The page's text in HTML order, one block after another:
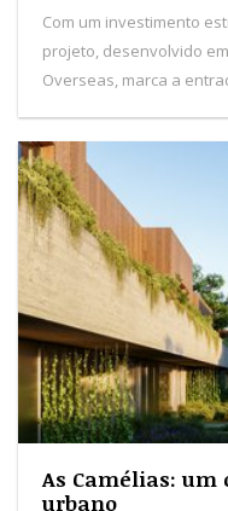
Com um investimento
projeto, desenvolvido
Overseas, marca a
As Camélias: um
urbano